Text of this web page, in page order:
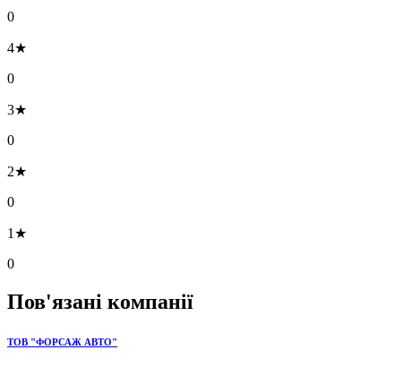
0
4★
0
3★
0
2★
0
1★
0
Пов'язані компанії
ТОВ "ФОРСАЖ АВТО"